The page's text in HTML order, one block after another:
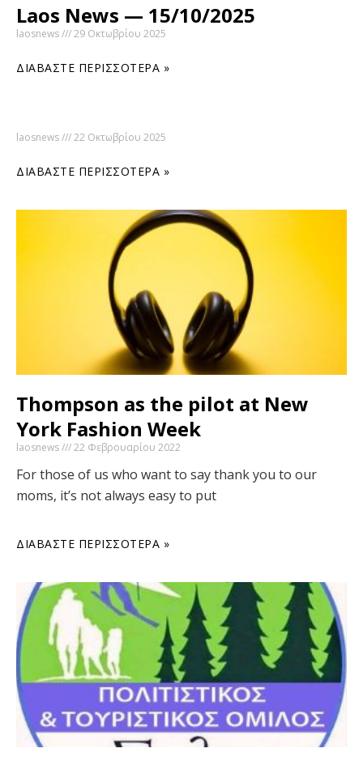
Laos News — 15/10/2025
laosnews 29 Οκτωβρίου 2025
ΔΙΑΒΆΣΤΕ ΠΕΡΙΣΣΌΤΕΡΑ »
laosnews 22 Οκτωβρίου 2025
ΔΙΑΒΆΣΤΕ ΠΕΡΙΣΣΌΤΕΡΑ »
Thompson as the pilot at New
York Fashion Week
laosnews 22 Φεβρουαρίου 2022
For those of us who want to say thank you to our
moms, it’s not always easy to put
ΔΙΑΒΆΣΤΕ ΠΕΡΙΣΣΌΤΕΡΑ »